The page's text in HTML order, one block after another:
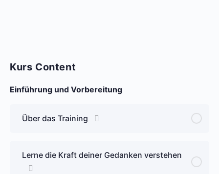
Kurs Content
Einführung und Vorbereitung
Über das Training
Lerne die Kraft deiner Gedanken verstehen